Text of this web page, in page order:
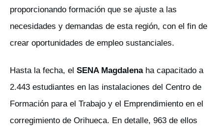
proporcionando formación que se ajuste a las
necesidades y demandas de esta región, con el fin de
crear oportunidades de empleo sustanciales.
Hasta la fecha, el SENA Magdalenaha capacitado a
2.443 estudiantes en las instalaciones del Centro de
Formación para el Trabajo y el Emprendimiento en el
corregimiento de Orihueca. En detalle, 963 de ellos